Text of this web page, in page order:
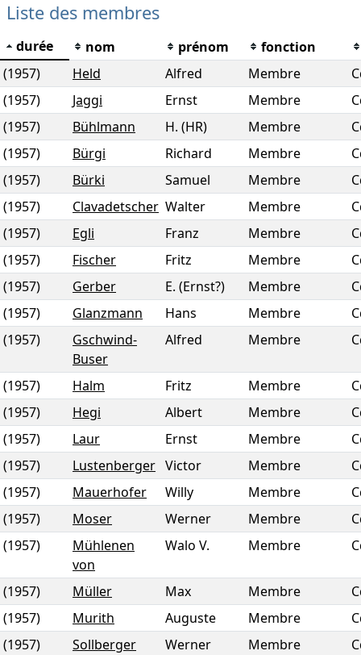
Liste des membres
durée nom prénom
fonction
(1957)
Held Alfred Membre
(1957)
Jaggi Ernst Membre
(1957)
Bühlmann H. (HR) Membre
(1957)
Bürgi Richard Membre
(1957)
Bürki Samuel Membre
(1957)
Clavadetscher Walter Membre
(1957)
Egli Franz Membre
(1957)
Fischer Fritz Membre
(1957)
Gerber E. (Ernst?) Membre
(1957)
Glanzmann Hans Membre
(1957)
Gschwind-
Buser
Alfred Membre
(1957) Halm Fritz Membre
(1957)
Hegi Albert Membre
(1957)
Laur Ernst Membre
(1957)
Lustenberger Victor Membre
(1957)
Mauerhofer Willy Membre
(1957)
Moser Werner Membre
(1957)
Mühlenen
von
Walo V. Membre
(1957) Müller Max Membre
(1957)
Murith Auguste Membre
(1957)
Sollberger Werner Membre